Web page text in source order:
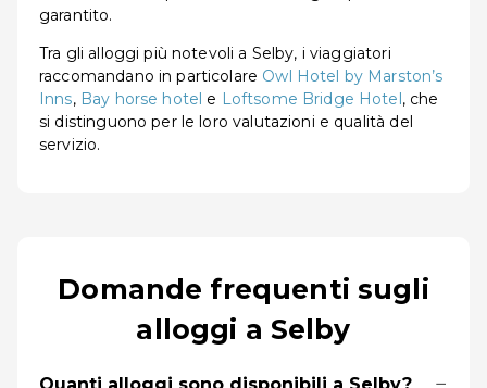
garantito.
Tra gli alloggi più notevoli a Selby, i viaggiatori
raccomandano in particolare Owl Hotel by Marston’s
Inns, Bay horse hotel e Loftsome Bridge Hotel, che
si distinguono per le loro valutazioni e qualità del
servizio.
Domande frequenti sugli
alloggi a Selby
Quanti alloggi sono disponibili a Selby?